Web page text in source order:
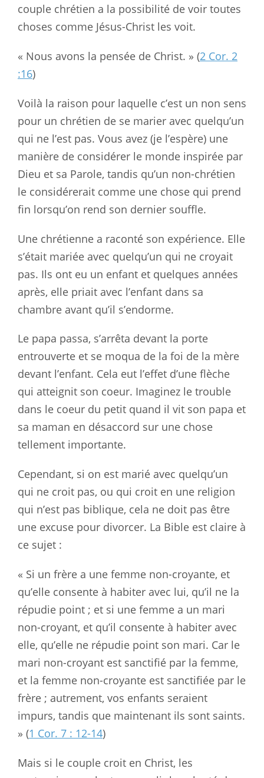
couple chrétien a la possibilité de voir toutes
choses comme Jésus-Christ les voit.
« Nous avons la pensée de Christ. » (2 Cor. 2
:16)
Voilà la raison pour laquelle c’est un non sens
pour un chrétien de se marier avec quelqu’un
qui ne l’est pas. Vous avez (je l’espère) une
manière de considérer le monde inspirée par
Dieu et sa Parole, tandis qu’un non-chrétien
le considérerait comme une chose qui prend
fin lorsqu’on rend son dernier souffle.
Une chrétienne a raconté son expérience. Elle
s’était mariée avec quelqu’un qui ne croyait
pas. Ils ont eu un enfant et quelques années
après, elle priait avec l’enfant dans sa
chambre avant qu’il s’endorme.
Le papa passa, s’arrêta devant la porte
entrouverte et se moqua de la foi de la mère
devant l’enfant. Cela eut l’effet d’une flèche
qui atteignit son coeur. Imaginez le trouble
dans le coeur du petit quand il vit son papa et
sa maman en désaccord sur une chose
tellement importante.
Cependant, si on est marié avec quelqu’un
qui ne croit pas, ou qui croit en une religion
qui n’est pas biblique, cela ne doit pas être
une excuse pour divorcer. La Bible est claire à
ce sujet :
« Si un frère a une femme non-croyante, et
qu’elle consente à habiter avec lui, qu’il ne la
répudie point ; et si une femme a un mari
non-croyant, et qu’il consente à habiter avec
elle, qu’elle ne répudie point son mari. Car le
mari non-croyant est sanctifié par la femme,
et la femme non-croyante est sanctifiée par le
frère ; autrement, vos enfants seraient
impurs, tandis que maintenant ils sont saints.
» (1 Cor. 7 : 12-14)
Mais si le couple croit en Christ, les